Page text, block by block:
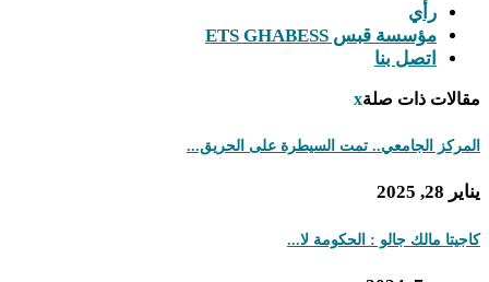
رأي
مؤسسة قبس ETS GHABESS
اتصل بنا
ذات صلةx
الجامعي.. تمت السيطرة على الحريق...
2025
مالك جالو : الحكومة لا...